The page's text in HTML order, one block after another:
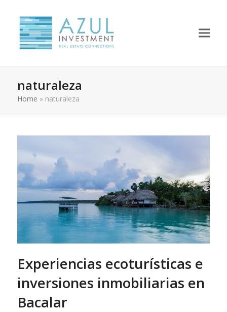
naturaleza
Home » naturaleza
Experiencias ecoturísticas e
inversiones inmobiliarias en
Bacalar